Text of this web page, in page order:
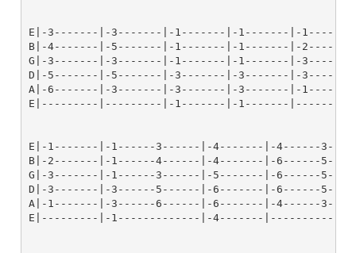
E|-3-------|-3-------|-1-------|-1-------|-
B|-4-------|-5-------|-1-------|-1-------|-
G|-3-------|-3-------|-1-------|-1-------|-
D|-5-------|-5-------|-3-------|-3-------|-
A|-6-------|-3-------|-3-------|-3-------|-
E|---------|---------|-1-------|-1-------
E|-1-------|-1------3------|-4-------|-4------
B|-2-------|-1------4------|-4-------|-6------
G|-3-------|-1------3------|-5-------|-6------
D|-3-------|-3------5------|-6-------|-6------
A|-1-------|-3------6------|-6-------|-4------
E|---------|-1-------------|-4-------